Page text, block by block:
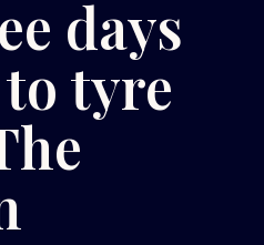
days
tyre